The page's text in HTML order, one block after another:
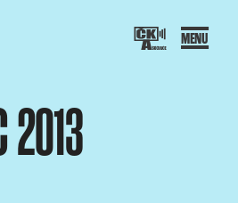
KAMERAMANŮ
2013